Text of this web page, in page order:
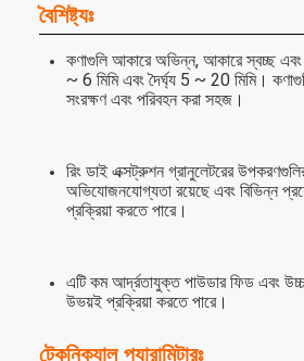
বৈশিষ্ট্যঃ
কণাগুলি আকারে অভিন্ন, আকারে স্বচ্ছ এবং
~ 6 মিমি এবং দৈর্ঘ্য 5 ~ 20 মিমি।
সংরক্ষণ এবং পরিবহন করা সহজ।
রিং ডাই এক্সট্রুশন গ্রানুলেটরের
অভিযোজনযোগ্যতা রয়েছে এবং বিভিন্ন
প্রক্রিয়া করতে পারে।
এটি কম আর্দ্রতাযুক্ত পাউডার ফিড এবং
উভয়ই প্রক্রিয়া করতে পারে।
টেকনিক্যাল প্যারামিটারঃ